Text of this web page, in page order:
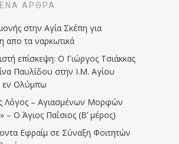
ΆΡΘΡΑ
στην Αγία Σκέπη για
απο τα ναρκωτικά
επίσκεψη: Ο Γιώργος Τσιάκκας
Παυλίδου στην Ι.Μ. Αγίου
εν Ολύμπω
Λόγος – Αγιασμένων Μορφών
– Ο Άγιος Παΐσιος (Β’ μέρος)
Εφραίμ σε Σύναξη Φοιτητών